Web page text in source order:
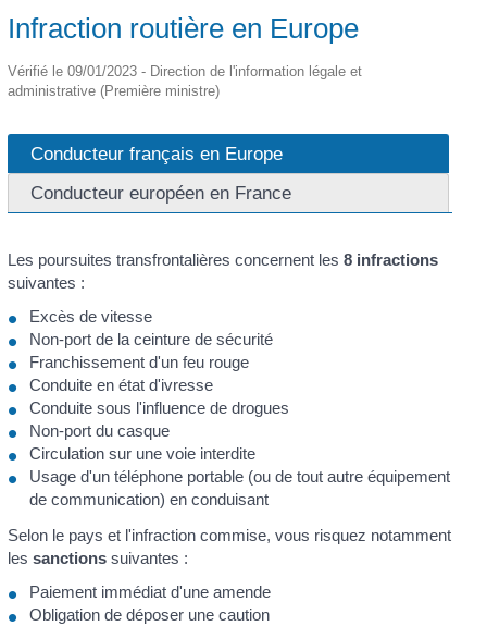
Infraction routière en Europe
Vérifié le 09/01/2023 - Direction de l'information légale et
administrative (Première ministre)
Conducteur français en Europe
Conducteur européen en France
Les poursuites transfrontalières concernent les 8 infractions
suivantes :
Excès de vitesse
Non-port de la ceinture de sécurité
Franchissement d'un feu rouge
Conduite en état d'ivresse
Conduite sous l'influence de drogues
Non-port du casque
Circulation sur une voie interdite
Usage d'un téléphone portable (ou de tout autre équipement
de communication) en conduisant
Selon le pays et l'infraction commise, vous risquez notamment
les sanctionssuivantes :
Paiement immédiat d'une amende
Obligation de déposer une caution